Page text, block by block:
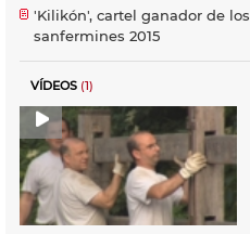
'Kilikón', cartel ganador de los
sanfermines 2015
VÍDEOS (1)